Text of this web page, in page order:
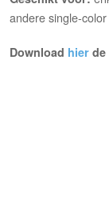
andere single-
Download hier de